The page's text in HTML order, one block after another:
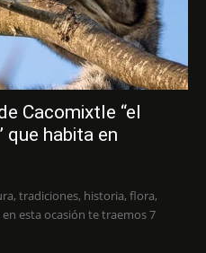
Cacomixtle “el
habita en
tradiciones, historia, flora,
esta ocasión te traemos 7